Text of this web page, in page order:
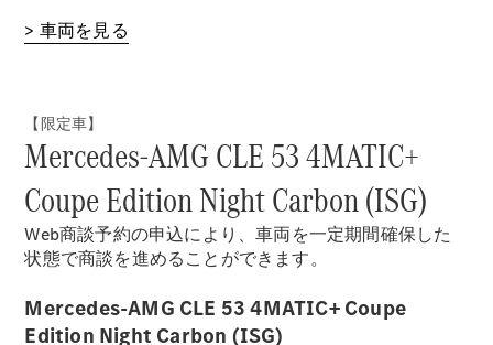
Defining
デザイン＆
コンセプト
> 車両を見る
【限定車】
Mercedes-AMG CLE 53 4MATIC+
Coupe Edition Night Carbon (ISG)
Web商談予約の申込により、車両を一定期間確保した
状態で商談を進めることができます。
Mercedes-AMG CLE 53 4MATIC+ Coupe
Edition Night Carbon (ISG)